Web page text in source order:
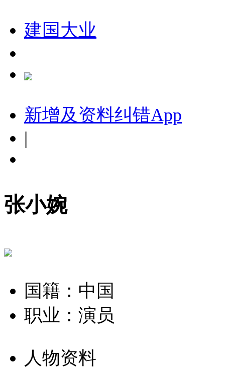
建国大业
新增及资料纠错App
|
张小婉
国籍：中国
职业：演员
人物资料